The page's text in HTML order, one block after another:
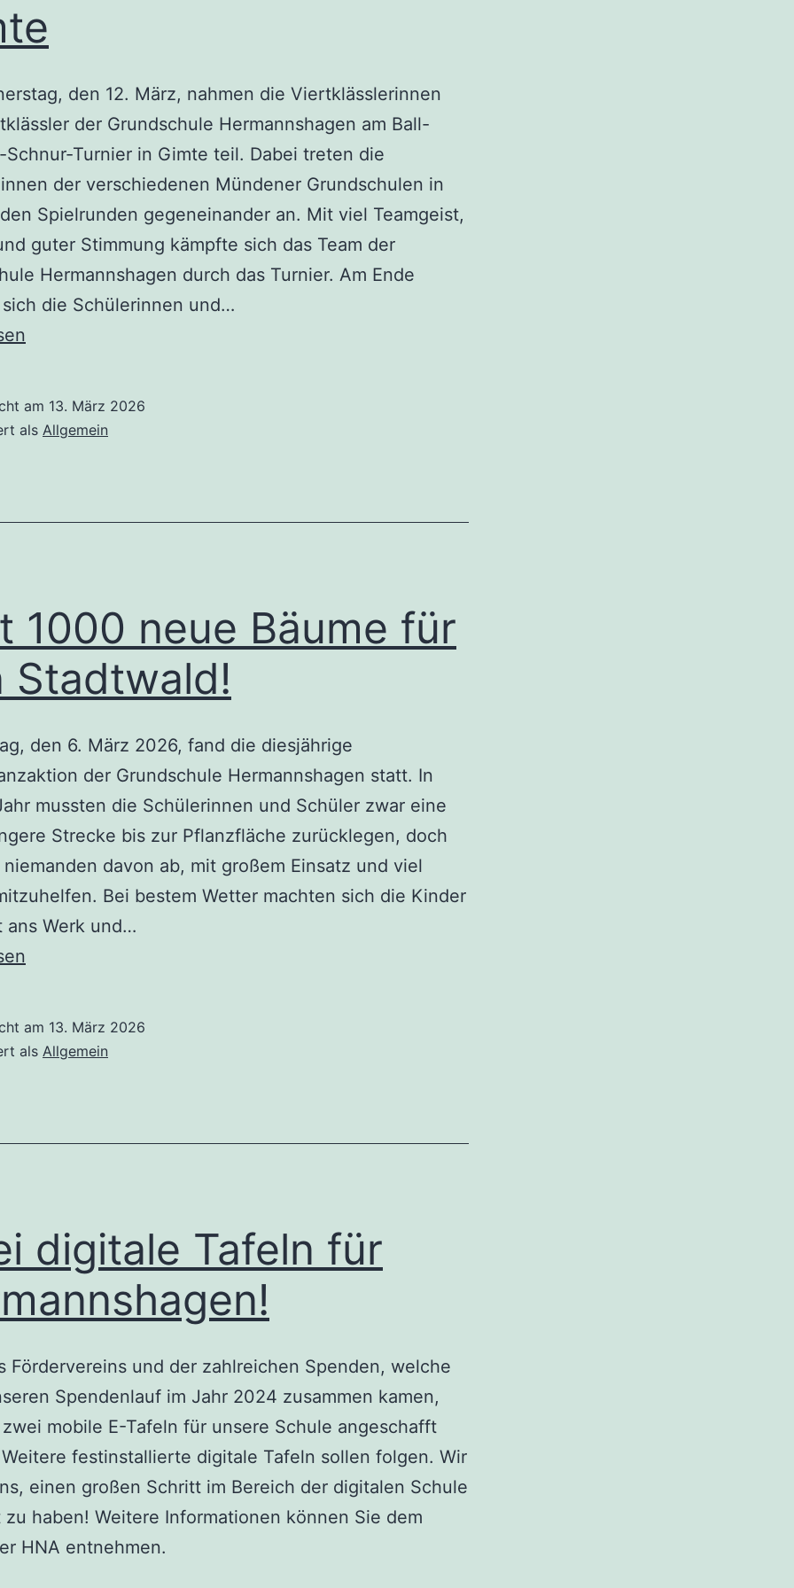
den 12. März, nahmen die Viertklässlerinnen
der Grundschule Hermannshagen am Ball-
Schnur-Turnier in Gimte teil. Dabei treten die
der verschiedenen Mündener Grundschulen in
Spielrunden gegeneinander an. Mit viel Teamgeist,
guter Stimmung kämpfte sich das Team der
Hermannshagen durch das Turnier. Am Ende
die Schülerinnen und…
am 13. März 2026
als Allgemein
1000 neue Bäume für
Stadtwald!
den 6. März 2026, fand die diesjährige
der Grundschule Hermannshagen statt. In
mussten die Schülerinnen und Schüler zwar eine
Strecke bis zur Pflanzfläche zurücklegen, doch
davon ab, mit großem Einsatz und viel
Bei bestem Wetter machten sich die Kinder
ans Werk und…
am 13. März 2026
als Allgemein
digitale Tafeln für
Fördervereins und der zahlreichen Spenden, welche
Spendenlauf im Jahr 2024 zusammen kamen,
mobile E-Tafeln für unsere Schule angeschafft
festinstallierte digitale Tafeln sollen folgen. Wir
einen großen Schritt im Bereich der digitalen Schule
zu haben! Weitere Informationen können Sie dem
HNA entnehmen.